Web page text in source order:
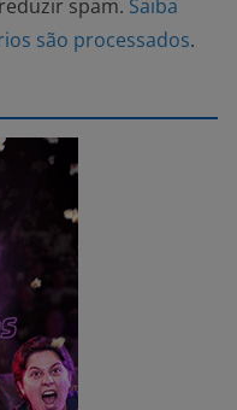
spam. Saiba
são processados.